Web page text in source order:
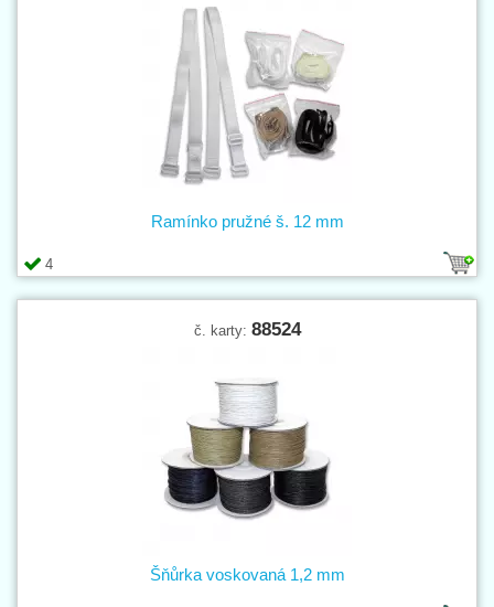
4
Ramínko pružné š. 12 mm
č. karty: 88524
Šňůrka voskovaná 1,2 mm